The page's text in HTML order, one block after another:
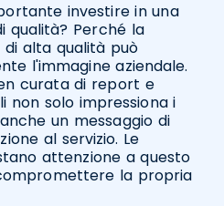
investire in una
qualità? Perché la
alta qualità può
l'immagine aziendale.
curata di report e
non solo impressiona i
un messaggio di
al servizio. Le
attenzione a questo
la propria